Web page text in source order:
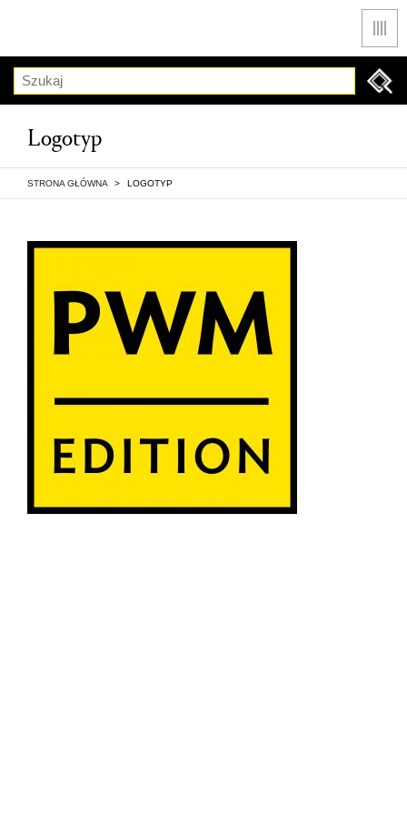
Szukaj
Logotyp
STRONA GŁÓWNA > LOGOTYP